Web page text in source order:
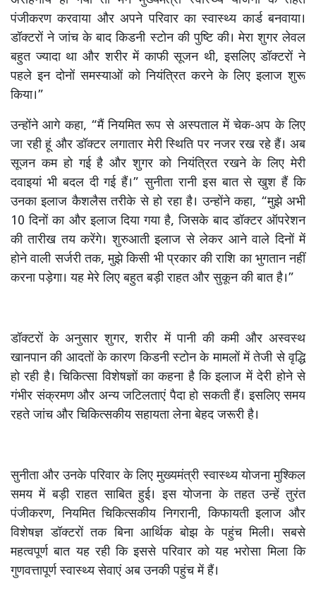
पंजीकरण करवाया और अपने परिवार का स्वास्थ्य कार्ड बनवाया।
डॉक्टरों ने जांच के बाद किडनी स्टोन की पुष्टि की। मेरा शुगर लेवल
बहुत ज्यादा था और शरीर में काफी सूजन थी, इसलिए डॉक्टरों ने
पहले इन दोनों समस्याओं को नियंत्रित करने के लिए इलाज शुरू
किया।”
उन्होंने आगे कहा, “मैं नियमित रूप से अस्पताल में चेक-अप के लिए
जा रही हूं और डॉक्टर लगातार मेरी स्थिति पर नजर रख रहे हैं। अब
सूजन कम हो गई है और शुगर को नियंत्रित रखने के लिए मेरी
दवाइयां भी बदल दी गई हैं।” सुनीता रानी इस बात से खुश हैं कि
उनका इलाज कैशलैस तरीके से हो रहा है। उन्होंने कहा, “मुझे अभी
10 दिनों का और इलाज दिया गया है, जिसके बाद डॉक्टर ऑपरेशन
की तारीख तय करेंगे। शुरुआती इलाज से लेकर आने वाले दिनों में
होने वाली सर्जरी तक, मुझे किसी भी प्रकार की राशि का भुगतान नहीं
करना पड़ेगा। यह मेरे लिए बहुत बड़ी राहत और सुकून की बात है।”
डॉक्टरों के अनुसार शुगर, शरीर में पानी की कमी और अस्वस्थ
खानपान की आदतों के कारण किडनी स्टोन के मामलों में तेजी से वृद्धि
हो रही है। चिकित्सा विशेषज्ञों का कहना है कि इलाज में देरी होने से
गंभीर संक्रमण और अन्य जटिलताएं पैदा हो सकती हैं। इसलिए समय
रहते जांच और चिकित्सकीय सहायता लेना बेहद जरूरी है।
सुनीता और उनके परिवार के लिए मुख्यमंत्री स्वास्थ्य योजना मुश्किल
समय में बड़ी राहत साबित हुई। इस योजना के तहत उन्हें तुरंत
पंजीकरण, नियमित चिकित्सकीय निगरानी, किफायती इलाज और
विशेषज्ञ डॉक्टरों तक बिना आर्थिक बोझ के पहुंच मिली। सबसे
महत्वपूर्ण बात यह रही कि इससे परिवार को यह भरोसा मिला कि
गुणवत्तापूर्ण स्वास्थ्य सेवाएं अब उनकी पहुंच में हैं।